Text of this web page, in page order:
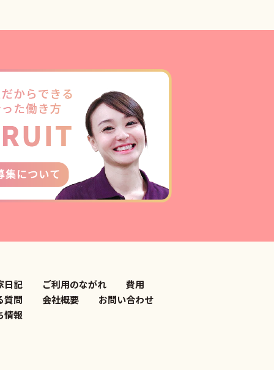
日記 ご利用のながれ
費用
質問
会社概要
お問い合わせ
情報